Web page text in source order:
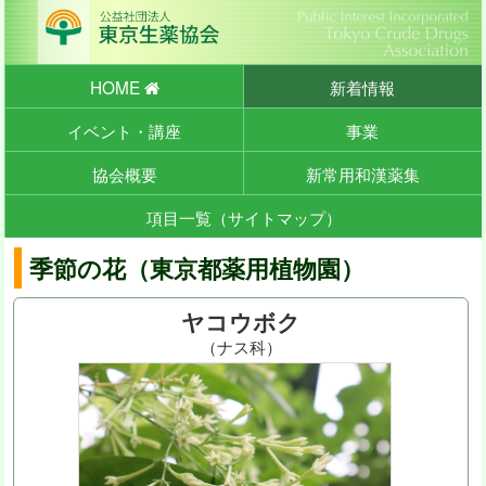
HOME
新着情報
イベント・講座
事業
協会概要
新常用和漢薬集
項目一覧（サイトマップ）
季節の花（東京都薬用植物園）
ヤコウボク
（ナス科）